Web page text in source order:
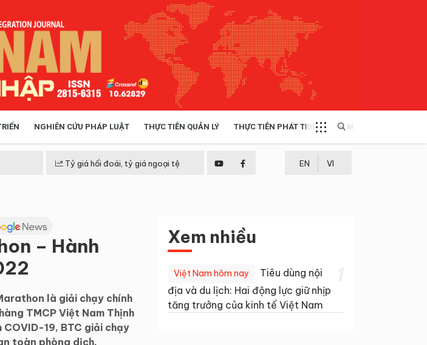
NGHIÊN CỨU PHÁP LUẬT THỰC TIỄN QUẢN LÝ THỰC TIỄN PHÁT TRIỂN MULTIMEDIA
Tỷ giá hối đoái, tỷ giá ngoại tệ EN VI
– Hành
là giải chạy chính
TMCP Việt Nam Thịnh
19, BTC giải chạy
toàn phòng dịch.
Xem nhiều
Việt Nam hôm nay
Tiêu dùng nội
địa và du lịch: Hai động lực giữ nhịp
tăng trưởng của kinh tế Việt Nam